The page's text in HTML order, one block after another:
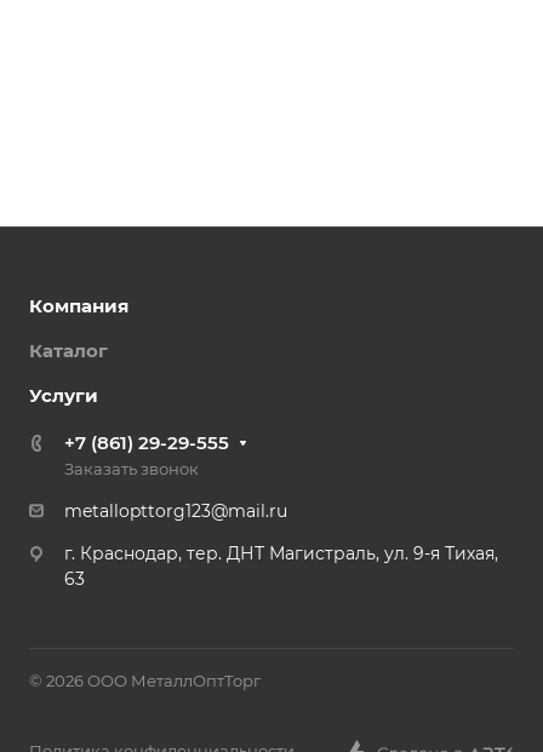
Компания
Каталог
Услуги
+7 (861) 29-29-555
Заказать звонок
metallopttorg123@mail.ru
г. Краснодар, тер. ДНТ Магистраль, ул. 9-я Тихая,
63
© 2026 ООО МеталлОптТорг